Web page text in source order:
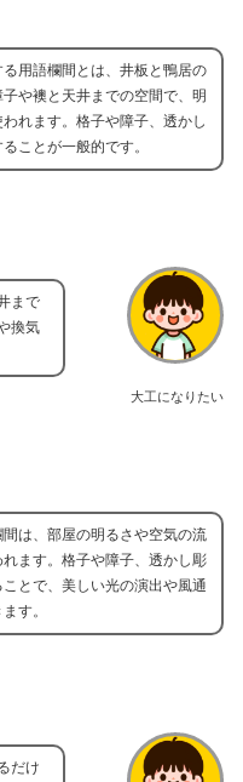
用語欄間とは、井板と鴨居の
や襖と天井までの空間で、明
れます。格子や障子、透かし
ことが一般的です。
大工になりたい
まで
換気
は、部屋の明るさや空気の流
ます。格子や障子、透かし彫
とで、美しい光の演出や風通
す。
だけ